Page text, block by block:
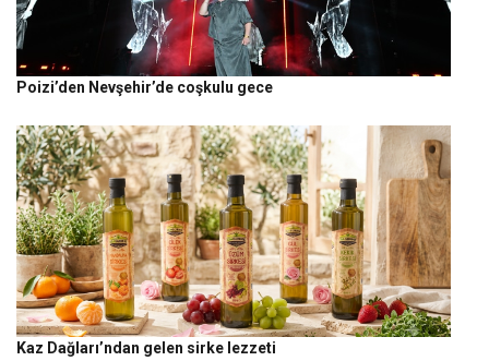
Poizi’den Nevşehir’de coşkulu gece
Kaz Dağları’ndan gelen sirke lezzeti